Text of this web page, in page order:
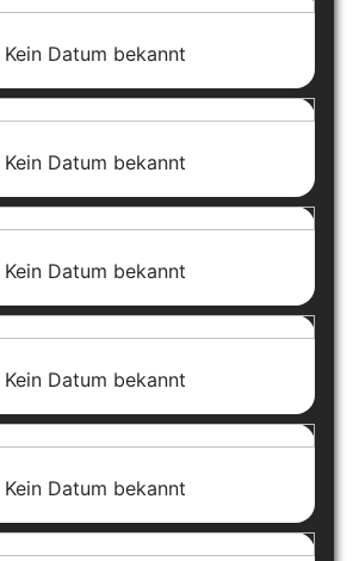
Kein Datum bekannt
Kein Datum bekannt
Kein Datum bekannt
Kein Datum bekannt
Kein Datum bekannt